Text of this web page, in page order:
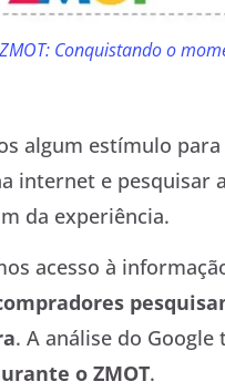
ZMOT: Conquistando o
algum estímulo
internet e pesquisar
da experiência.
acesso à
. A análise do
o ZMOT.